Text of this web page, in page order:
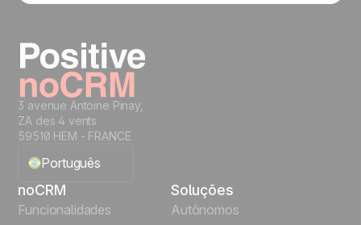
3 avenue Antoine Pinay,
ZA des 4 vents
59510 HEM - FRANCE
Português
English
noCRM
Funcionalidades
Soluções
Autônomos